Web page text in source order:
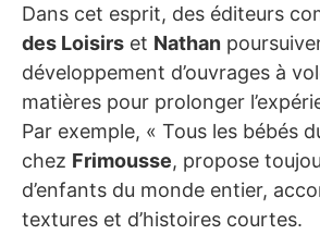
Dans cet esprit, des éditeurs
des Loisirs et Nathan
développement d’ouvrages à
matières pour prolonger
Par exemple, « Tous les bébés
chez Frimousse, propose
d’enfants du monde entier,
textures et d’histoires courtes.